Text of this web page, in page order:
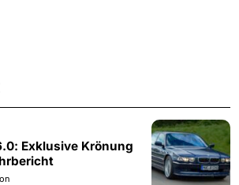
Exklusive Krönung